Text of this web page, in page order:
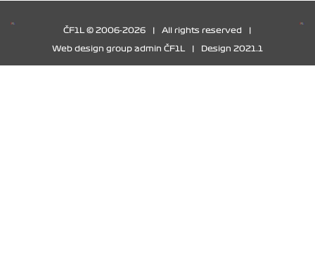
ČF1L © 2006-2026 All rights reserved
Web design group admin ČF1L Design 2021.1